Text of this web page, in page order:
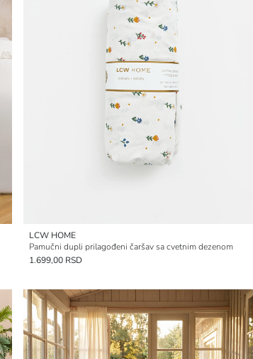
LCW HOME
Pamučni dupli prilagođeni čaršav sa cvetnim dezenom
1.699,00 RSD